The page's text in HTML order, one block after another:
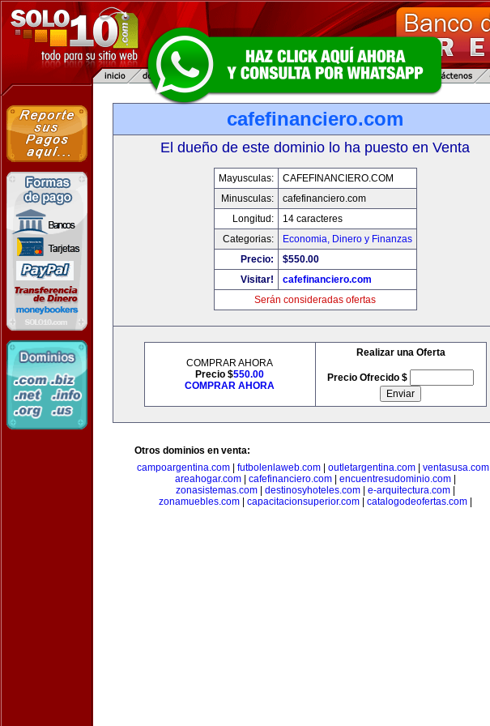
cafefinanciero.com
El dueño de este dominio lo ha puesto en Venta
Mayusculas:
CAFEFINANCIERO.COM
Minusculas:
cafefinanciero.com
Longitud:
14 caracteres
Categorias:
Economia, Dinero y Finanzas
Precio:
$550.00
Visitar!
cafefinanciero.com
Serán consideradas ofertas
COMPRAR AHORA
Precio $550.00
COMPRAR AHORA
Realizar una Oferta
Precio Ofrecido $
Otros dominios en venta:
campoargentina.com| futbolenlaweb.com| outletargentina.com| ventasusa.com|
areahogar.com| cafefinanciero.com| encuentresudominio.com|
zonasistemas.com| destinosyhoteles.com| e-arquitectura.com|
zonamuebles.com| capacitacionsuperior.com| catalogodeofertas.com|